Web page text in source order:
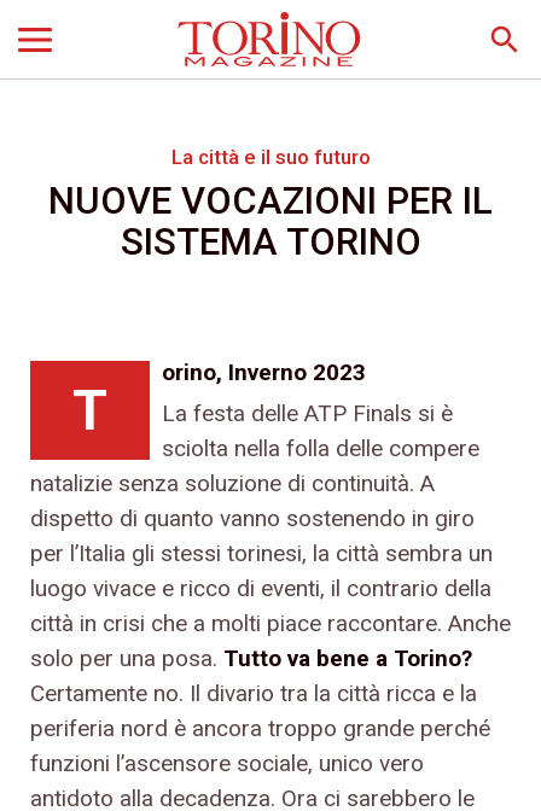
search
La città e il suo futuro
NUOVE VOCAZIONI PER IL
SISTEMA TORINO
T
orino, Inverno 2023
La festa delle ATP Finals si è
sciolta nella folla delle compere
natalizie senza soluzione di continuità. A
dispetto di quanto vanno sostenendo in giro
per l’Italia gli stessi torinesi, la città sembra un
luogo vivace e ricco di eventi, il contrario della
città in crisi che a molti piace raccontare. Anche
solo per una posa. Tutto va bene a Torino?
Certamente no. Il divario tra la città ricca e la
periferia nord è ancora troppo grande perché
funzioni l’ascensore sociale, unico vero
antidoto alla decadenza. Ora ci sarebbero le